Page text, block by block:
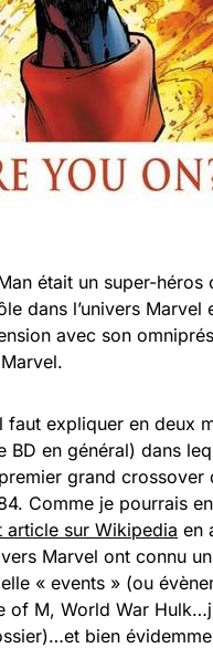
était un super-héros
dans l’univers Marvel
avec son
expliquer en deux
en général) dans
grand crossover
Comme je pourrais
article sur Wikipedia en
Marvel ont connu
« events » (ou
of M, World War
bien